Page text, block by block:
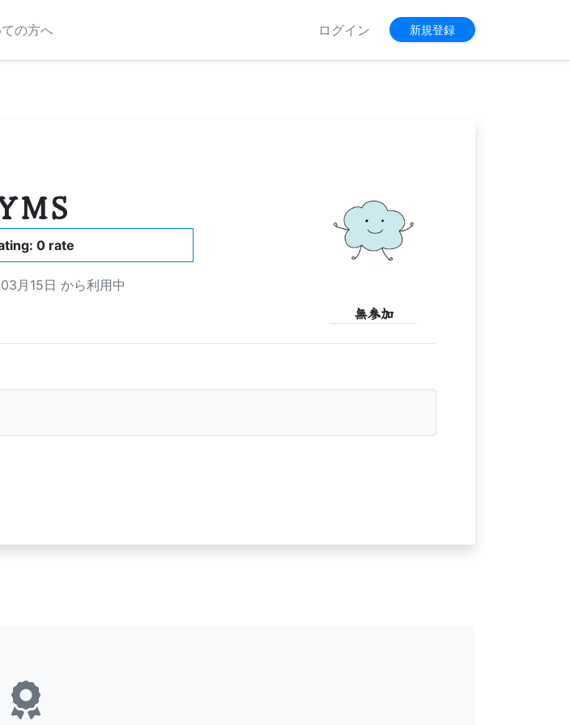
の方へ ログイン 新規登録
0 rate
月15日 から利用中
無参加